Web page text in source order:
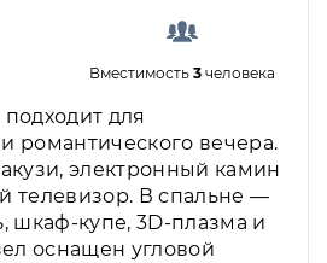
Вместимость3 человека
для
романтического вечера.
электронный камин
телевизор. В спальне —
шкаф-купе, 3D-плазма и
оснащен угловой